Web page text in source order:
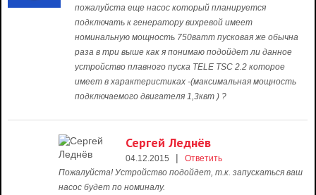
пожалуйста еще насос который планируется
подключать к генератору вихревой имеет
номинальную мощность 750ватт пусковая же обычна
раза в три выше как я понимаю подойдет ли данное
устройство плавного пуска TELE TSC 2.2 которое
имеет в характеристиках -(максимальная мощность
подключаемого двигателя 1,3квт ) ?
Сергей Леднёв
04.12.2015 |
Ответить
Пожалуйста! Устройство подойдет, т.к. запускаться ваш
насос будет по номиналу.